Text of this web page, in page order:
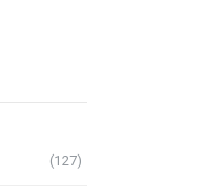
(127)